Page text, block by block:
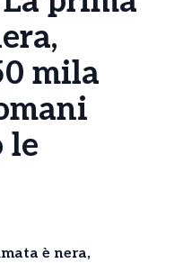
mila
le
è nera,